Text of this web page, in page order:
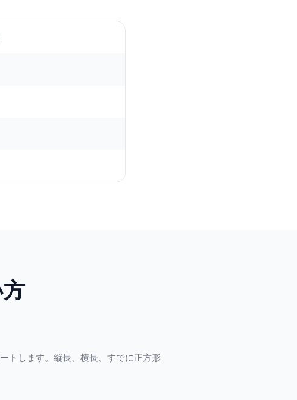
トします。縦長、横長、すでに正方形